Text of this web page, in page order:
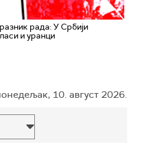
рада: У Србији
и уранци
10. август 2026.